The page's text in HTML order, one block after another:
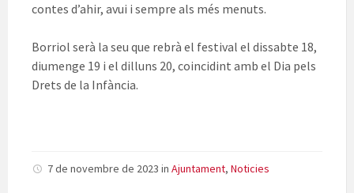
contes d’ahir, avui i sempre als més menuts.
Borriol serà la seu que rebrà el festival el dissabte 18,
diumenge 19 i el dilluns 20, coincidint amb el Dia pels
Drets de la Infància.
7 de novembre de 2023 in Ajuntament, Noticies